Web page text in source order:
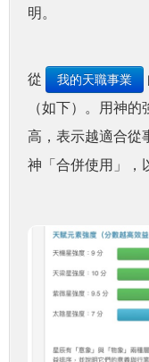
明。
從 我的天職事業
（如下）。用神
高，表示越適合從
神「合併使用」，